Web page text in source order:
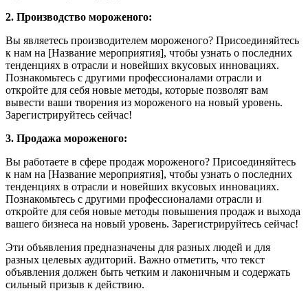
2. Производство мороженого:
Вы являетесь производителем мороженого? Присоединяйтесь
к нам на [Название мероприятия], чтобы узнать о последних
тенденциях в отрасли и новейших вкусовых инновациях.
Познакомьтесь с другими профессионалами отрасли и
откройте для себя новые методы, которые позволят вам
вывести ваши творения из мороженого на новый уровень.
Зарегистрируйтесь сейчас!
3. Продажа мороженого:
Вы работаете в сфере продаж мороженого? Присоединяйтесь
к нам на [Название мероприятия], чтобы узнать о последних
тенденциях в отрасли и новейших вкусовых инновациях.
Познакомьтесь с другими профессионалами отрасли и
откройте для себя новые методы повышения продаж и выхода
вашего бизнеса на новый уровень. Зарегистрируйтесь сейчас!
Эти объявления предназначены для разных людей и для
разных целевых аудиторий. Важно отметить, что текст
объявления должен быть четким и лаконичным и содержать
сильный призыв к действию.